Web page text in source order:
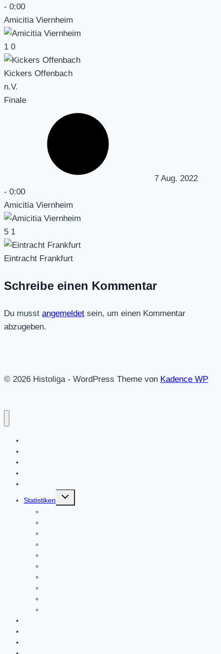
- 0:00
Amicitia Viernheim
1 0
Kickers Offenbach
n.V.
Finale
7 Aug. 2022
- 0:00
Amicitia Viernheim
5 1
Eintracht Frankfurt
Schreibe einen Kommentar
Du musst angemeldet sein, um einen Kommentar
abzugeben.
© 2026 Histoliga - WordPress Theme von Kadence WP
Statistiken
Untermenü